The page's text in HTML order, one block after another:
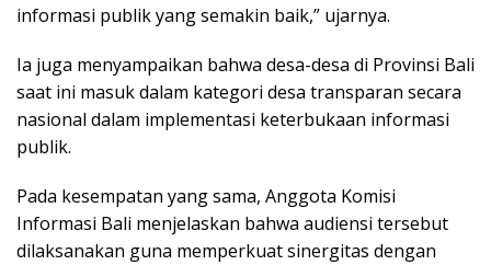
informasi publik yang semakin baik,” ujarnya.
Ia juga menyampaikan bahwa desa-desa di Provinsi Bali
saat ini masuk dalam kategori desa transparan secara
nasional dalam implementasi keterbukaan informasi
publik.
Pada kesempatan yang sama, Anggota Komisi
Informasi Bali menjelaskan bahwa audiensi tersebut
dilaksanakan guna memperkuat sinergitas dengan